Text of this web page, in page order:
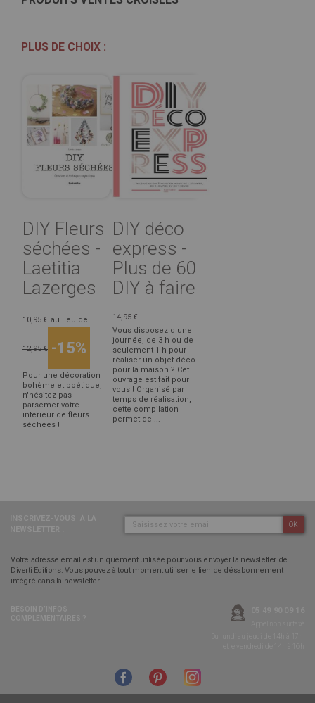
PLUS DE CHOIX :
DIY Fleurs
séchées -
Laetitia
Lazerges
10,95 € au lieu de
12,95 € -15%
Pour une décoration
bohème et poétique,
n'hésitez pas
parsemer votre
intérieur de fleurs
séchées !
DIY déco
express -
Plus de 60
DIY à faire
14,95 €
Vous disposez d'une
journée, de 3 h ou de
seulement 1 h pour
réaliser un objet déco
pour la maison ? Cet
ouvrage est fait pour
vous ! Organisé par
temps de réalisation,
cette compilation
permet de ...
OK
Votre adresse email est uniquement utilisée pour vous envoyer la newsletter de
Diverti Editions. Vous pouvez à tout moment utiliser le lien de désabonnement
intégré dans la newsletter.